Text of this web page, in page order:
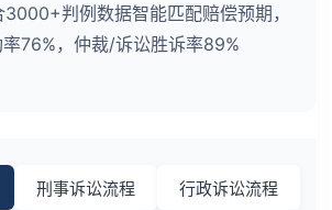
判例数据智能匹配赔偿预期，
76%，仲裁/诉讼胜诉率89%
刑事诉讼流程 行政诉讼流程